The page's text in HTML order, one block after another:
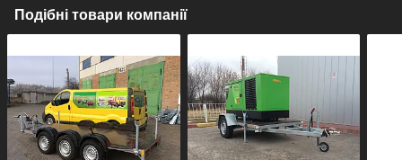
Подібні товари компанії